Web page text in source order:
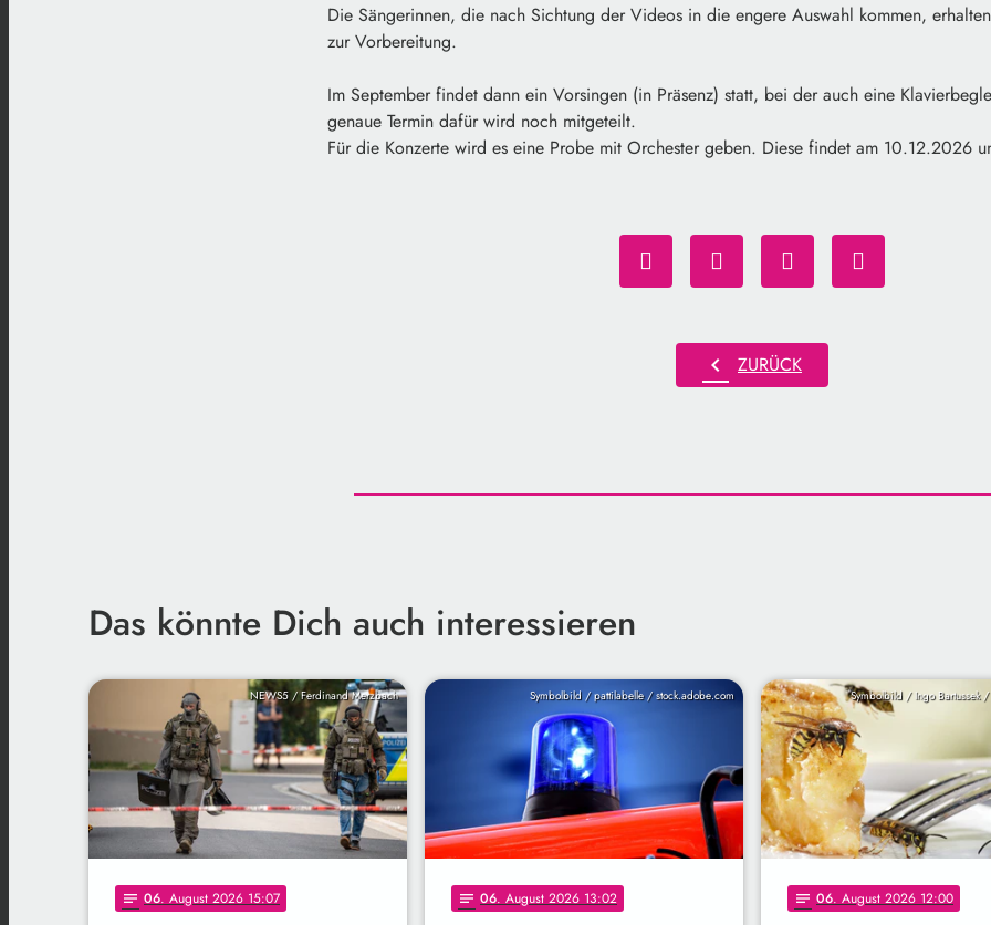
Die Sängerinnen, die nach Sichtung der Videos in die engere Auswahl kommen,
zur Vorbereitung.
Im September findet dann ein Vorsingen (in Präsenz) statt, bei der auch eine
genaue Termin dafür wird noch mitgeteilt.
Für die Konzerte wird es eine Probe mit Orchester geben. Diese findet am 10.12.2026
chevron_left ZURÜCK
Das könnte Dich auch interessieren
NEWS5 / Ferdinand Merzbach
notes 06. August 2026 15:07
Symbolbild / pattilabelle / stock.adobe.com
notes 06. August 2026 13:02
Symbolbild / Ingo Bartussek
notes 06. August 2026 12:00